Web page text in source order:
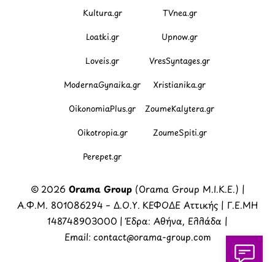
Kultura.gr TVnea.gr
Loatki.gr Upnow.gr
Loveis.gr VresSyntages.gr
ModernaGynaika.gr Xristianika.gr
OikonomiaPlus.gr ZoumeKalytera.gr
Oikotropia.gr ZoumeSpiti.gr
Perepet.gr
© 2026 Orama Group(Orama Group Μ.Ι.Κ.Ε.) |
Α.Φ.Μ. 801086294 – Δ.Ο.Υ. ΚΕΦΟΔΕ Αττικής | Γ.Ε.ΜΗ
148748903000 | Έδρα: Αθήνα, Ελλάδα |
Email: contact@orama-group.com